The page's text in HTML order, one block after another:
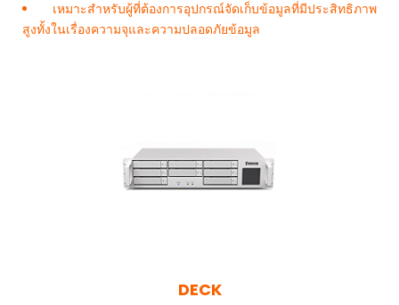
เหมาะสำหรับผู้ที่ต้องการอุปกรณ์จัดเก็บข้อมูลที่มีประสิทธิภาพ
สูงทั้งในเรื่องความจุและความปลอดภัยข้อมูล
DECK